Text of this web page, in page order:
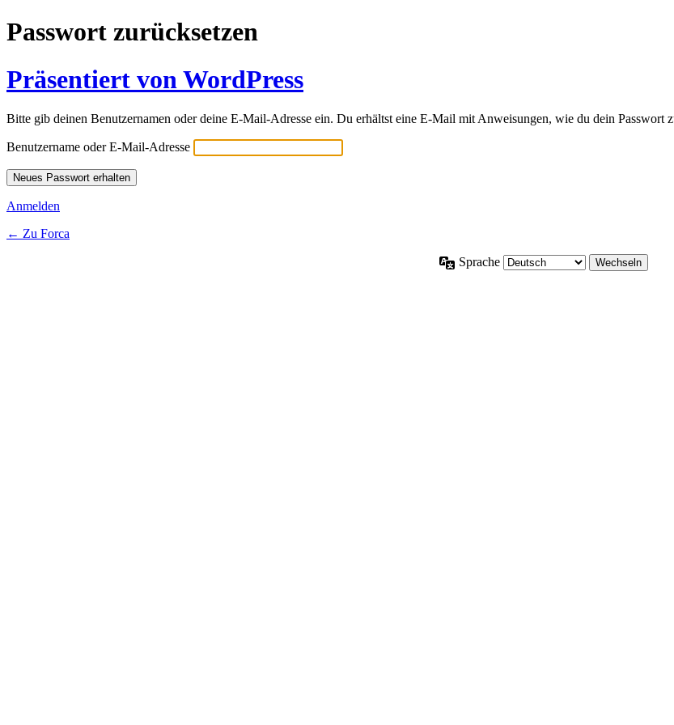
Passwort zurücksetzen
Präsentiert von WordPress
Bitte gib deinen Benutzernamen oder deine E-Mail-Adresse ein. Du erhältst eine E-Mail mit Anweisungen, wie du dein Passwort
Benutzername oder E-Mail-Adresse
Anmelden
← Zu Forca
Sprache